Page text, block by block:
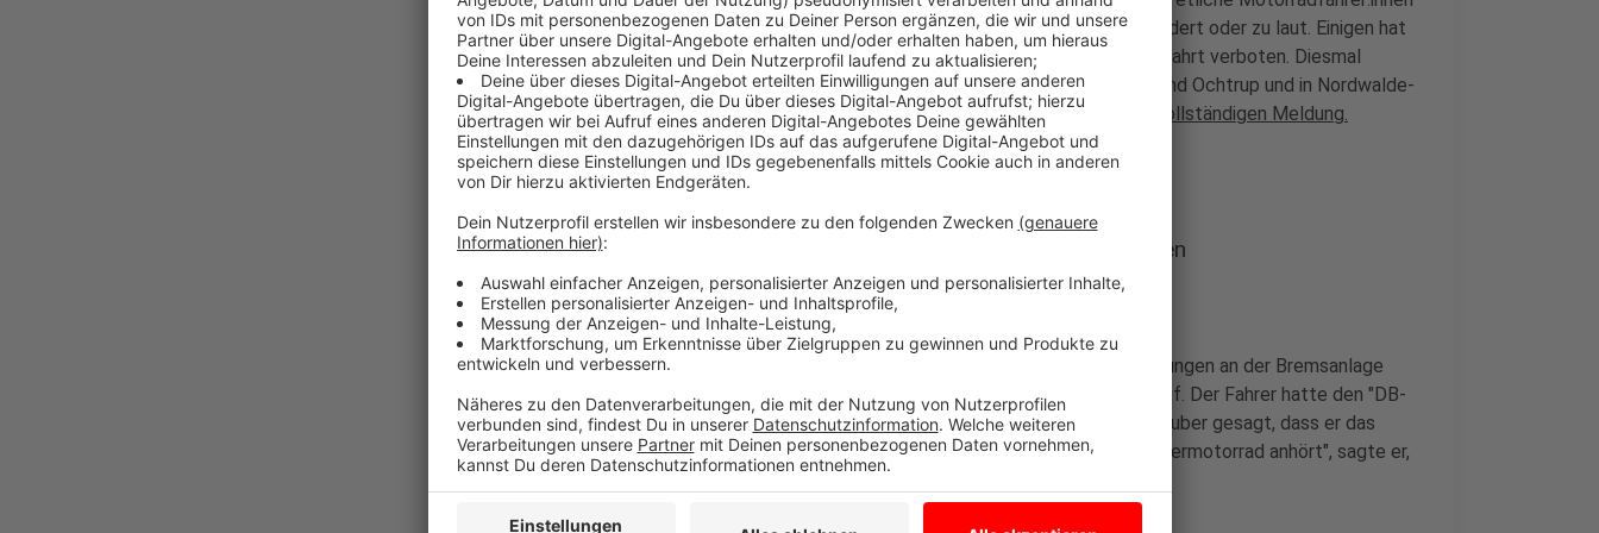
aus dem Verkehr gezogen. Ihre Maschinen waren technisch verändert oder zu laut. Einigen hat
die Polizei ihre Maschine direkt vor Ort stillgelegt und die Weiterfahrt verboten. Diesmal
standen sie an zwei beliebten Bikerstrecken zwischen Metelen und Ochtrup und in Nordwalde-
Scheddebrock. Weitere Kontrollen sind schon angekündigt.
Zur vollständigen Meldung.
Anzeige
Polizei achtet besonders auf technische Veränderungen
Anzeige
Vom zu schnellen Fahren über illegale Anbauteile bis zu Veränderungen an der Bremsanlage
war alles dabei. Bei Ochtrup fiel ein besonders lautes Motorrad auf. Der Fahrer hatte den "DB-
Eater" ("Dezibel-Eater") ausbauen lassen. "Ich habe meinem Schrauber gesagt, dass er das
Motorrad lauter machen soll, damit es sich wie ein richtiges Männermotorrad anhört", sagte er,
heißt es im Polizeibericht. Auch für ihn war die Fahrt zuende.